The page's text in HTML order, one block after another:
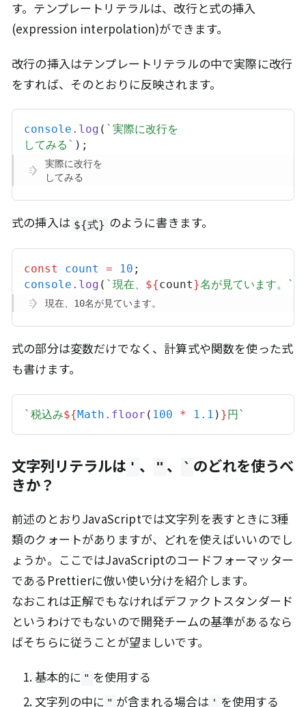
す。テンプレートリテラルは、改行と式の挿入
(expression interpolation)ができます。
改行の挿入はテンプレートリテラルの中で実際に改行
をすれば、そのとおりに反映されます。
console . log ( `実際に改行を
してみる` );
実際に改行を
してみる
式の挿入は ${式} のように書きます。
const count = 10 ;
console . log ( `現在、 ${count}名が見ています。`
現在、10名が見ています。
式の部分は変数だけでなく、計算式や関数を使った式
も書けます。
`税込み${Math . floor ( 100 * 1.1 ) }円`
文字列リテラルは ' 、 " 、 ` のどれを使うべ
きか？
前述のとおりJavaScriptでは文字列を表すときに3種
類のクォートがありますが、どれを使えばいいのでし
ょうか。ここではJavaScriptのコードフォーマッター
であるPrettierに倣い使い分けを紹介します。
なおこれは正解でもなければデファクトスタンダード
というわけでもないので開発チームの基準があるなら
ばそちらに従うことが望ましいです。
基本的に " を使用する
文字列の中に " が含まれる場合は ' を使用する